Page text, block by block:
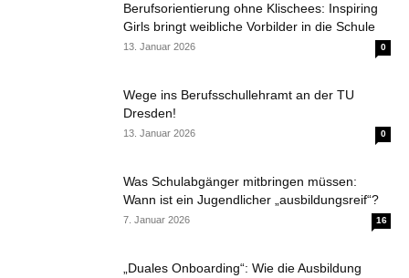
Berufsorientierung ohne Klischees: Inspiring
Girls bringt weibliche Vorbilder in die Schule
13. Januar 2026 0
Wege ins Berufsschullehramt an der TU
Dresden!
13. Januar 2026 0
Was Schulabgänger mitbringen müssen:
Wann ist ein Jugendlicher „ausbildungsreif“?
7. Januar 2026 16
„Duales Onboarding“: Wie die Ausbildung